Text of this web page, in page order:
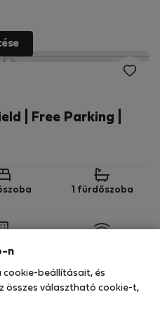
| Free Parking |
1 fürdőszoba
Benefits
tartózkodását a
n
beállításait, és
összes választható cookie-t,